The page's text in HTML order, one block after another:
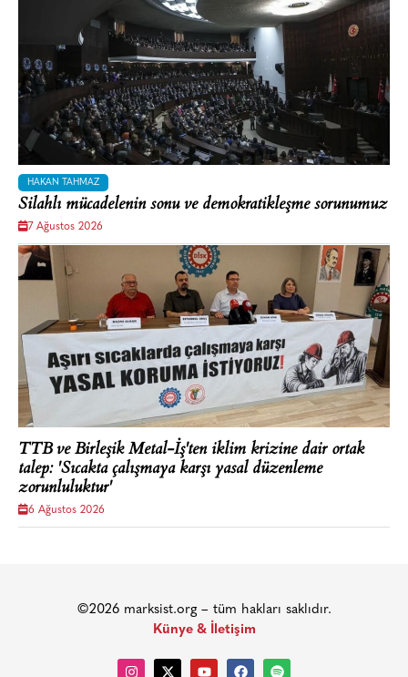
HAKAN TAHMAZ
Silahlı mücadelenin sonu ve demokratikleşme sorunumuz
7 Ağustos 2026
TTB ve Birleşik Metal-İş'ten iklim krizine dair ortak
talep: 'Sıcakta çalışmaya karşı yasal düzenleme
zorunluluktur'
6 Ağustos 2026
©2026 marksist.org – tüm hakları saklıdır.
Künye & İletişim